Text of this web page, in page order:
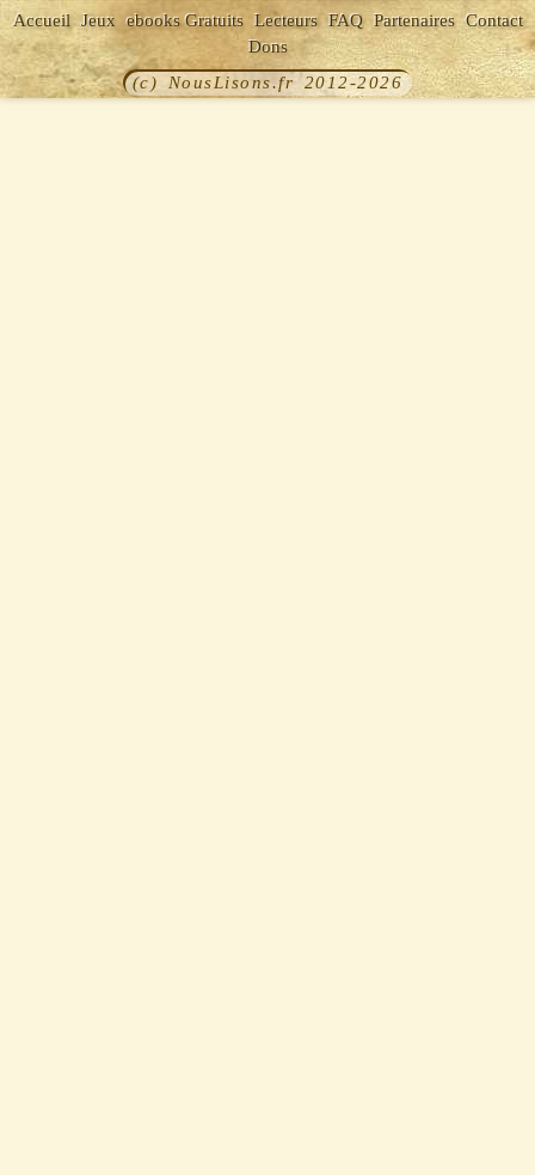
Accueil Jeux ebooks Gratuits Lecteurs FAQ Partenaires Contact
Dons
(c) NousLisons.fr 2012-2026